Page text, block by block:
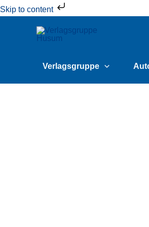
Skip to content
Zum
Inhalt
Verlagsgruppe